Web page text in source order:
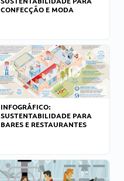
CONFECÇÃO E MODA
INFOGRÁFICO:
SUSTENTABILIDADE PARA
BARES E RESTAURANTES